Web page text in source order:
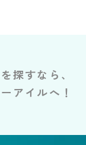
探すなら、
アイルへ！